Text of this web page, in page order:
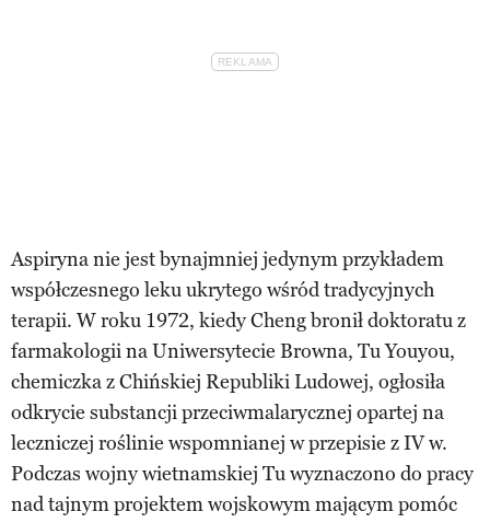
Aspiryna nie jest bynajmniej jedynym przykładem
współczesnego leku ukrytego wśród tradycyjnych
terapii. W roku 1972, kiedy Cheng bronił doktoratu z
farmakologii na Uniwersytecie Browna, Tu Youyou,
chemiczka z Chińskiej Republiki Ludowej, ogłosiła
odkrycie substancji przeciwmalarycznej opartej na
leczniczej roślinie wspomnianej w przepisie z IV w.
Podczas wojny wietnamskiej Tu wyznaczono do pracy
nad tajnym projektem wojskowym mającym pomóc